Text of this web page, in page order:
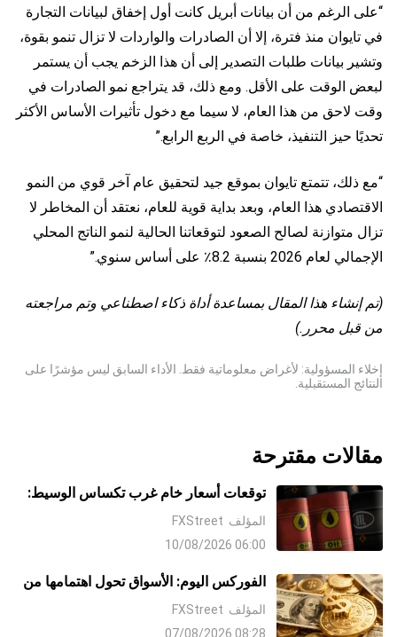
“على الرغم من أن بيانات أبريل كانت أول إخفاق لبيانات التجارة
في تايوان منذ فترة، إلا أن الصادرات والواردات لا تزال تنمو بقوة،
وتشير بيانات طلبات التصدير إلى أن هذا الزخم يجب أن يستمر
لبعض الوقت على الأقل. ومع ذلك، قد يتراجع نمو الصادرات في
وقت لاحق من هذا العام، لا سيما مع دخول تأثيرات الأساس الأكثر
تحديًا حيز التنفيذ، خاصة في الربع الرابع.”
“مع ذلك، تتمتع تايوان بموقع جيد لتحقيق عام آخر قوي من النمو
الاقتصادي هذا العام، وبعد بداية قوية للعام، نعتقد أن المخاطر لا
تزال متوازنة لصالح الصعود لتوقعاتنا الحالية لنمو الناتج المحلي
الإجمالي لعام 2026 بنسبة 8.2٪ على أساس سنوي.”
(تم إنشاء هذا المقال بمساعدة أداة ذكاء اصطناعي وتم مراجعته
من قبل محرر.)
إخلاء المسؤولية: لأغراض معلوماتية فقط. الأداء السابق ليس مؤشرًا على
النتائج المستقبلية.
مقالات مقترحة
توقعات أسعار خام غرب تكساس الوسيط:
الثيران ينتظرون تحركًا مستدامًا فوق منطقة
78.00 دولار وسط مخاوف بشأن الإمدادات
المؤلف FXStreet
06:00 10/08/2026
الفوركس اليوم: الأسواق تحول اهتمامها من
الشرق الأوسط إلى بيانات الوظائف غير
الزراعية NFP
المؤلف FXStreet
08:28 07/08/2026